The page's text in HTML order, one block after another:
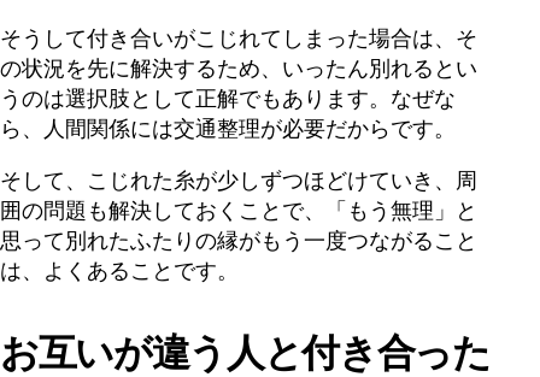
そうして付き合いがこじれてしまった場合は、そ
の状況を先に解決するため、いったん別れるとい
うのは選択肢として正解でもあります。なぜな
ら、人間関係には交通整理が必要だからです。
そして、こじれた糸が少しずつほどけていき、周
囲の問題も解決しておくことで、「もう無理」と
思って別れたふたりの縁がもう一度つながること
は、よくあることです。
お互いが違う人と付き合った